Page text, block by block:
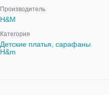
Производитель
H&M
Категория
Детские платья, сарафаны
H&m